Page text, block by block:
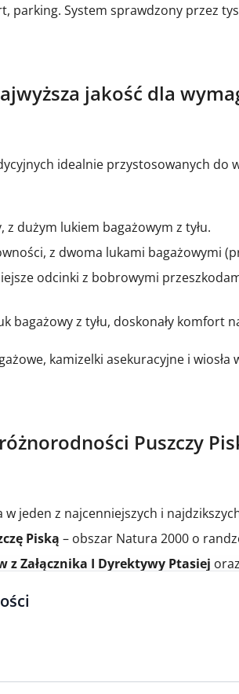
parking. System sprawdzony przez
jakość dla
idealnie przystosowanych do
dużym lukiem bagażowym z tyłu.
z dwoma lukami bagażowymi
odcinki z bobrowymi
bagażowy z tyłu, doskonały komfort
kamizelki asekuracyjne i wiosła
Puszczy
jeden z najcenniejszych i
Piską – obszar Natura 2000 o
z Załącznika I Dyrektywy Ptasiej
krajowej) – majestatyczne patrole nad